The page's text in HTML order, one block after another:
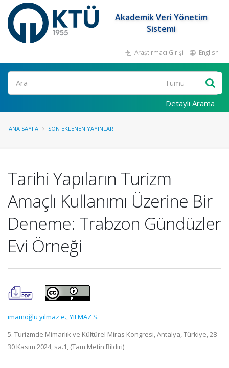
Akademik Veri Yönetim
Sistemi
Araştırmacı Girişi English
Ara
Detaylı Arama
ANA SAYFA SON EKLENEN YAYINLAR
Tarihi Yapıların Turizm
Amaçlı Kullanımı Üzerine Bir
Deneme: Trabzon Gündüzler
Evi Örneği
imamoğlu yılmaz e.,YILMAZ S.
5. Turizmde Mimarlık ve Kültürel Miras Kongresi, Antalya, Türkiye, 28 -
30 Kasım 2024, sa.1, (Tam Metin Bildiri)